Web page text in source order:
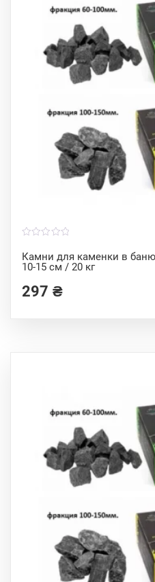
Камни для каменки в
10-15 см / 20 кг
o
u
t
f
5
297 ₴